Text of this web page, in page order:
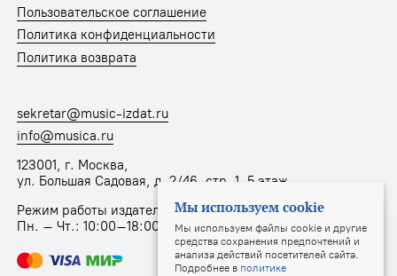
Пользовательское соглашение
Политика конфиденциальности
Политика возврата
sekretar@music-izdat.ru
info@musica.ru
123001, г. Москва,
ул. Большая Садовая, д. 2/46, стр. 1, 5 этаж
Режим работы издательства:
Пн. – Чт.: 10:00–18:00, Пт.: 10:00–17:00
Мы используем cookie
Мы используем файлы cookie и другие
средства сохранения предпочтений и
анализа действий посетителей сайта.
Подробнее в политике